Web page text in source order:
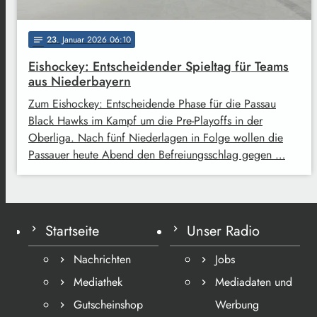
notes 23. Januar 2026 06:10
Eishockey: Entscheidender Spieltag für Teams
aus Niederbayern
Zum Eishockey: Entscheidende Phase für die Passau
Black Hawks im Kampf um die Pre-Playoffs in der
Oberliga. Nach fünf Niederlagen in Folge wollen die
Passauer heute Abend den Befreiungsschlag gegen …
Startseite
Nachrichten
Mediathek
Gutscheinshop
Unser Radio
Jobs
Mediadaten und
Werbung